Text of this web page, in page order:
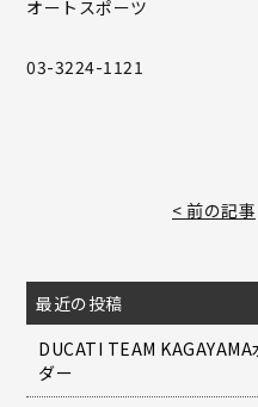
オートスポーツ
03-3224-1121
< 前の記事
最近の投稿
DUCATI TEAM
ダー